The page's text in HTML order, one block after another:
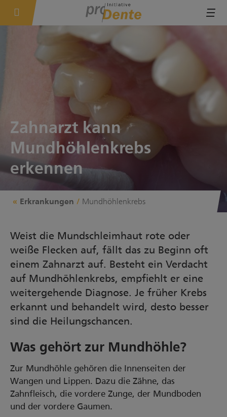
Zahnarzt kann
Mundhöhlenkrebs
erkennen
Erkrankungen Mundhöhlenkrebs
Weist die Mundschleimhaut rote oder
weiße Flecken auf, fällt das zu Beginn oft
einem Zahnarzt auf. Besteht ein Verdacht
auf Mundhöhlenkrebs, empfiehlt er eine
weitergehende Diagnose. Je früher Krebs
erkannt und behandelt wird, desto besser
sind die Heilungschancen.
Was gehört zur Mundhöhle?
Zur Mundhöhle gehören die Innenseiten der
Wangen und Lippen. Dazu die Zähne, das
Zahnfleisch, die vordere Zunge, der Mundboden
und der vordere Gaumen.